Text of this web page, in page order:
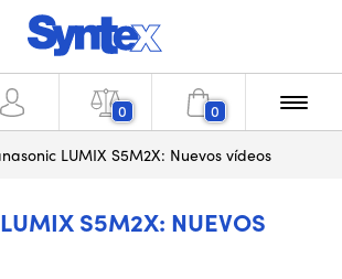
0 0
LUMIX S5M2X: Nuevos vídeos
S5M2X: NUEVOS